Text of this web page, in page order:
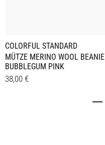
COLORFUL STANDARD
MÜTZE MERINO WOOL BEANIE
BUBBLEGUM PINK
38,00 €